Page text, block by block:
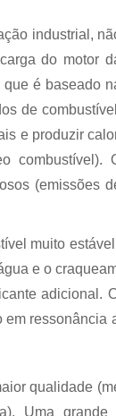
industrial,
do motor
é baseado
de
e produzir
combustível).
(emissões
muito
e o
adicional.
qualidade
Uma